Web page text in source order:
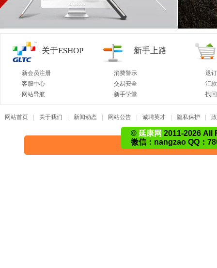
关于ESHOP
·新会员注册
·客服中心
· 网站导航
新手上路
·消费警示
·交易安全
·新手学堂
·退
·汇
·找
网站首页 关于我们 新闻动态 网站公告 诚聘英才 隐私保护
© 延康网 2011-2026 All
微信：nangzao QQ：